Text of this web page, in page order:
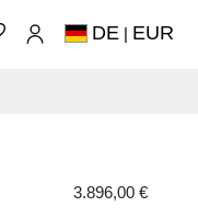
DE | EUR
3.896,00 €